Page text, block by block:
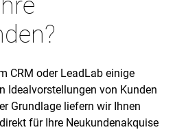
CRM oder LeadLab einige
Idealvorstellungen von Kunden
Grundlage liefern wir Ihnen
für Ihre Neukundenakquise